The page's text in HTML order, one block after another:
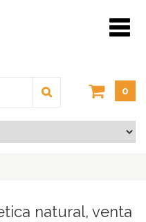
0
natural, venta